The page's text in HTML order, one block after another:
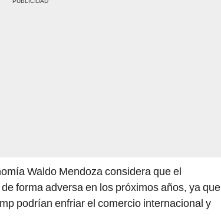
Waldo Mendoza considera que el
forma adversa en los próximos años, ya que
podrían enfriar el comercio internacional y